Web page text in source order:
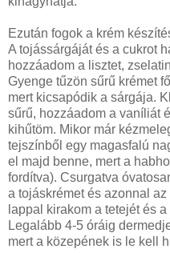
Ezután fogok a krém
A tojássárgáját és a cukrot
hozzáadom a lisztet,
Gyenge tűzön sűrű krémet
mert kicsapódik a sárgája.
sűrű, hozzáadom a vaníliát
kihűtöm. Mikor már
tejszínből egy magasfalú
el majd benne, mert a
fordítva). Csurgatva
a tojáskrémet és azonnal
lappal kirakom a tetejét és
Legalább 4-5 óráig
mert a közepének is le kell